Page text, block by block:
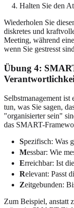
Halten Sie den
Wiederholen Sie
diskretes und
Meeting, während
wenn Sie gestresst
Übung 4:
Selbstmanagement
tun, was Sie sagen,
"organisierter sein"
das SMART-
Spezifisch: Was
Messbar: Wie
Erreichbar: Ist
Relevant: Passt
Zeitgebunden:
Zum Beispiel, anstatt